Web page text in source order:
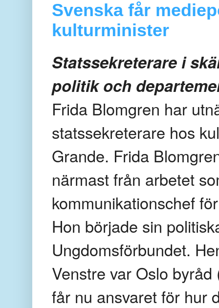
Svenska får
kulturminister
Statssekreterare i
politik och
Frida Blomgren har
statssekreterare hos
Grande. Frida
närmast från arbetet
kommunikationschef
Hon började sin
Ungdomsförbundet.
Venstre var Oslo
får nu ansvaret för hur